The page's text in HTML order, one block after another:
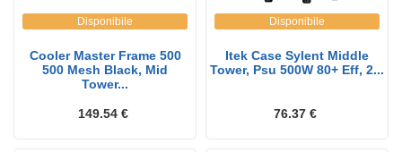
Disponibile
Cooler Master Frame 500
500 Mesh Black, Mid
Tower...
149.54 €
Disponibile
Itek Case Sylent Middle
Tower, Psu 500W 80+ Eff, 2...
76.37 €